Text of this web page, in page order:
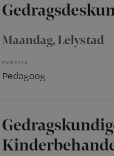
Maandag, Lelystad
FUNCTIE
Pedagoog